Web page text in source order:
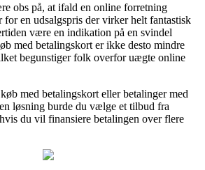
obs på, at ifald en online forretning
for en udsalgspris der virker helt fantastisk
være en indikation på en svindel
med betalingskort er ikke desto mindre
begunstiger folk overfor uægte online
med betalingskort eller betalinger med
løsning burde du vælge et tilbud fra
du vil finansiere betalingen over flere